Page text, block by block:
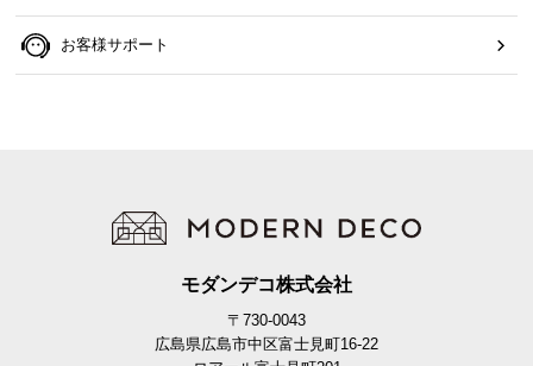
お客様サポート
モダンデコ株式会社
〒730-0043
広島県広島市中区富士見町16-22